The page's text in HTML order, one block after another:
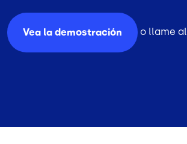
Vea la demostración o llame al